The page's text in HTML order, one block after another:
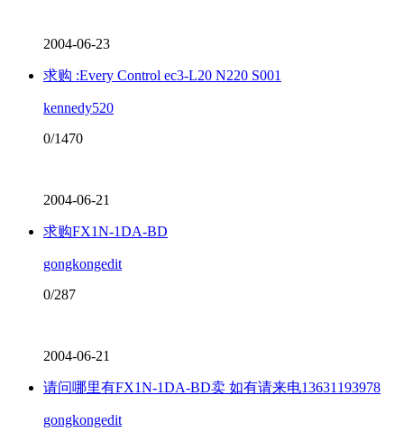
2004-06-23
求购 :Every Control ec3-L20 N220 S001
kennedy520
0/1470
2004-06-21
求购FX1N-1DA-BD
gongkongedit
0/287
2004-06-21
请问哪里有FX1N-1DA-BD卖 如有请来电13631193978
gongkongedit